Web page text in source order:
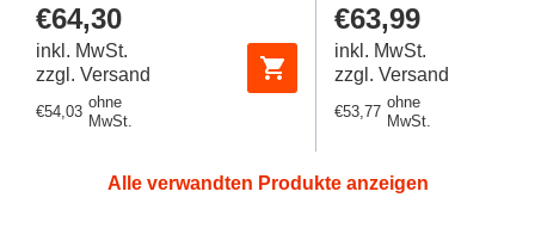
Regulärer
Preis
€64,30
inkl. MwSt.
zzgl. Versand
Regulärer
€54,03
ohne
MwSt.
Regulärer
Preis
€63,99
inkl. MwSt.
zzgl. Versand
Regulärer
€53,77
ohne
MwSt.
Alle verwandten Produkte anzeigen